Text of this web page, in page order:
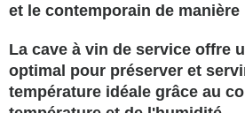
et le contemporain de
La cave à vin de service offre
optimal pour préserver et
température idéale grâce au